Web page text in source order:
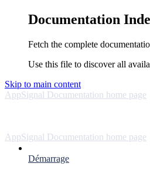
Documentation
Fetch the complete
Use this file to discover all
Skip to main content
AppSignal Documentation home page
AppSignal Documentation home page
Démarrage